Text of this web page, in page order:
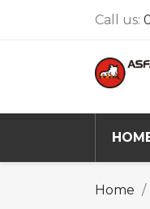
Call us:
Home